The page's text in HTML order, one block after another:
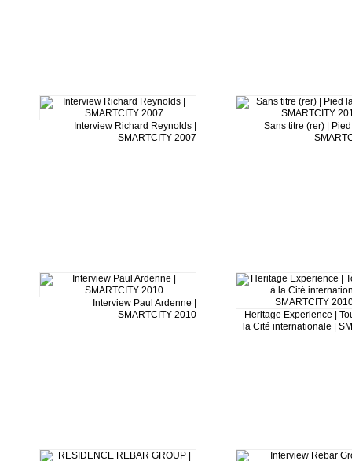
Interview Richard Reynolds |
SMARTCITY 2007
Sans titre (rer) |
Interview Paul Ardenne |
SMARTCITY 2010
Heritage Experience |
la Cité internationale |